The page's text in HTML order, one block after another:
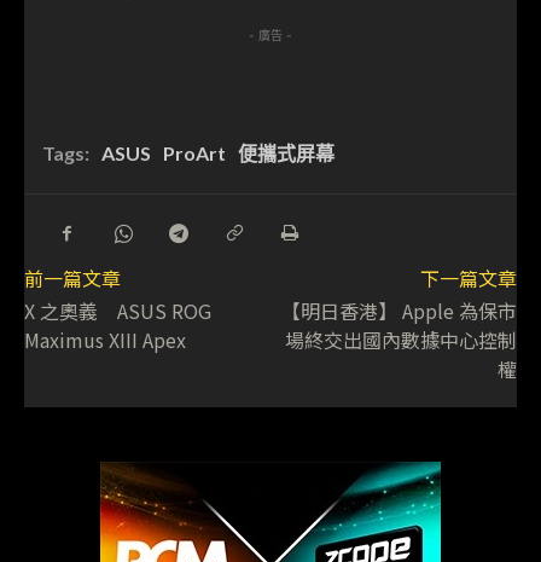
- 廣告 -
Tags: ASUS ProArt 便攜式屏幕
前一篇文章
X 之奧義 ASUS ROG
Maximus XIII Apex
下一篇文章
【明日香港】 Apple 為保市
場終交出國內數據中心控制
權